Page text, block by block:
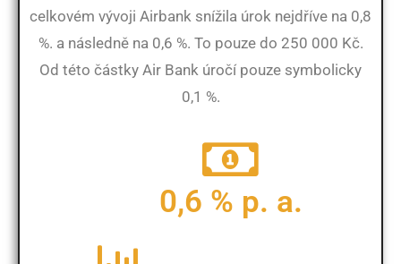
celkovém vývoji Airbank snížila úrok nejdříve na 0,8
%. a následně na 0,6 %. To pouze do 250 000 Kč.
Od této částky Air Bank úročí pouze symbolicky
0,1 %.
0,6 % p. a.